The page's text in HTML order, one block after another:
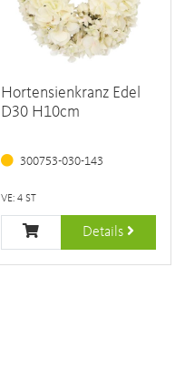
Hortensienkranz Edel
D30 H10cm
300753-030-143
VE: 4 ST
Details